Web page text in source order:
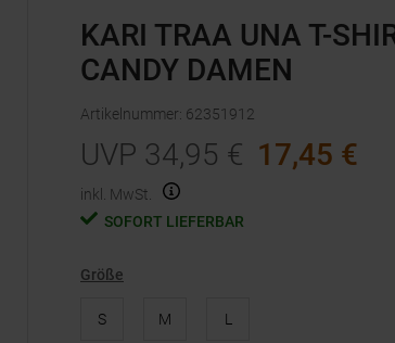
KARI TRAA UNA T-
CANDY DAMEN
Artikelnummer: 62351912
UVP 34,95 € 17,45 €
inkl. MwSt.
SOFORT LIEFERBAR
Größe
S M L